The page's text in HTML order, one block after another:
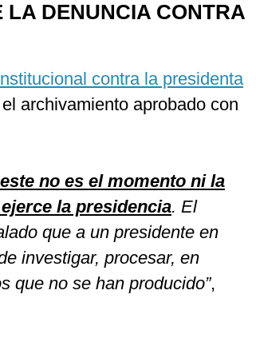
LA DENUNCIA CONTRA
contra la presidenta
archivamiento aprobado con
no es el momento ni la
la presidencia. El
que a un presidente en
investigar, procesar, en
que no se han producido”,